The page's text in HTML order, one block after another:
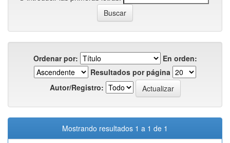
Ordenar por:
En orden:
Resultados por página
Autor/Registro:
Mostrando resultados 1 a 1 de 1